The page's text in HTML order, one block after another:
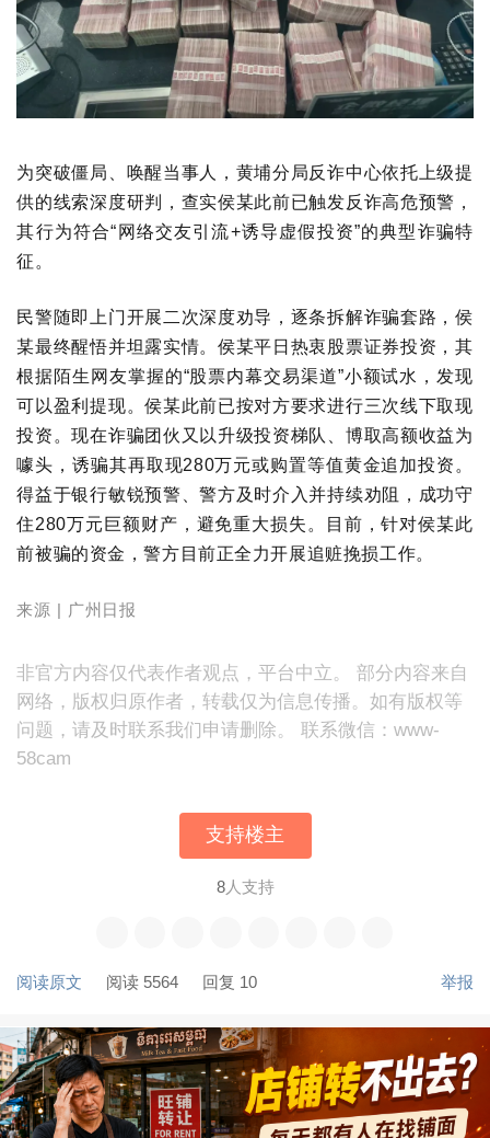
为突破僵局、唤醒当事人，黄埔分局反诈中心依托上级提
供的线索深度研判，查实侯某此前已触发反诈高危预警，
其行为符合“网络交友引流+诱导虚假投资”的典型诈骗特
征。
民警随即上门开展二次深度劝导，逐条拆解诈骗套路，侯
某最终醒悟并坦露实情。侯某平日热衷股票证券投资，其
根据陌生网友掌握的“股票内幕交易渠道”小额试水，发现
可以盈利提现。侯某此前已按对方要求进行三次线下取现
投资。现在诈骗团伙又以升级投资梯队、博取高额收益为
噱头，诱骗其再取现280万元或购置等值黄金追加投资。
得益于银行敏锐预警、警方及时介入并持续劝阻，成功守
住280万元巨额财产，避免重大损失。目前，针对侯某此
前被骗的资金，警方目前正全力开展追赃挽损工作。
来源 | 广州日报
非官方内容仅代表作者观点，平台中立。 部分内容来自
网络，版权归原作者，转载仅为信息传播。如有版权等
问题，请及时联系我们申请删除。 联系微信：www-
58cam
支持楼主
8人支持
阅读原文 阅读 5564 回复 10 举报